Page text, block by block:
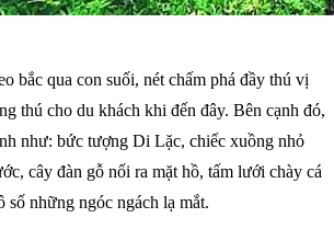
bắc qua con suối, nét chấm phá đầy thú vị
thú cho du khách khi đến đây. Bên cạnh đó,
như: bức tượng Di Lặc, chiếc xuồng nhỏ
cây đàn gỗ nối ra mặt hồ, tấm lưới chày cá
những ngóc ngách lạ mắt.